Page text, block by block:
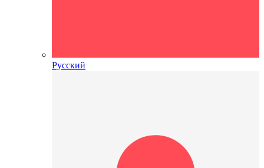
Русский